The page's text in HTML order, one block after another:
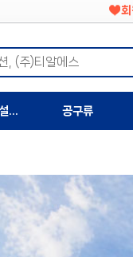
에어컨설치자재 공구류